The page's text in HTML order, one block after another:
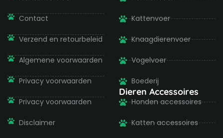
Contact
Verzend en retourbeleid
Algemene voorwaarden
Privacy voorwaarden
Privacy voorwaarden
Disclaimer
Kattenvoer
Knaagdierenvoer
Vogelvoer
Boederij
Dieren Accessoires
Honden accessoires
Katten accessoires